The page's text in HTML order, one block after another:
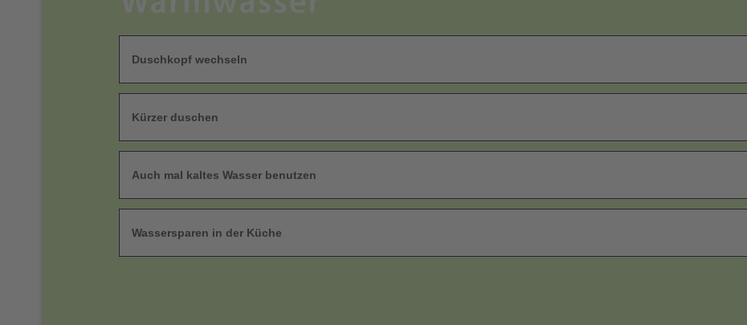
Duschkopf wechseln
Kürzer duschen
Auch mal kaltes Wasser benutzen
Wassersparen in der Küche